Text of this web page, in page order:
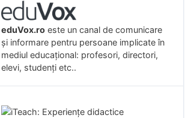
eduVox.ro este un canal de comunicare
și informare pentru persoane implicate în
mediul educațional: profesori, directori,
elevi, studenți etc..